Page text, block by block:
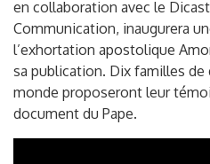
en collaboration avec le
Communication, inaugurera
l’exhortation apostolique
sa publication. Dix familles
monde proposeront leur
document du Pape.